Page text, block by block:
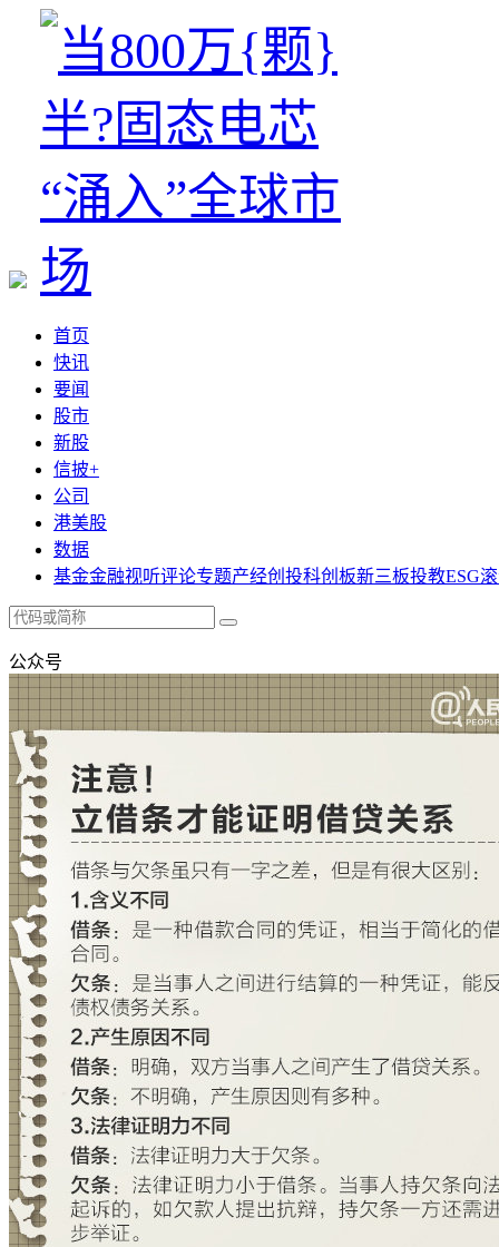
首页
快讯
要闻
股市
新股
信披+
公司
港美股
数据
基金金融视听评论专题产经创投科创板新三板投教ESG
公众号